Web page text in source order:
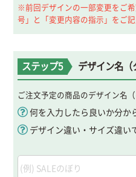
※前回デザインの一部変更をご
号」と「変更内容の指示」をご記
ステップ5 デザイン名（
ご注文予定の商品のデザイン名
何を入力したら良いか分か
デザイン違い・サイズ違い